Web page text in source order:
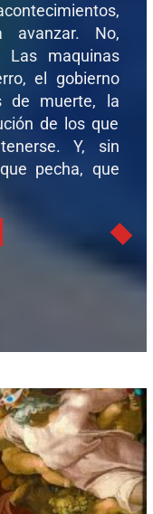
avanzar. No,
Las maquinas
el gobierno
de muerte, la
de los que
Y, sin
pecha, que